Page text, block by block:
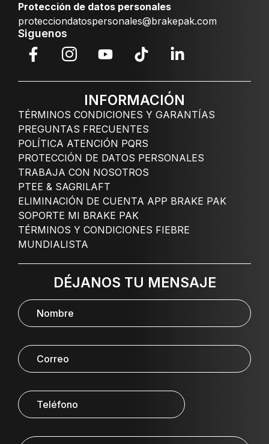
Protección de datos personales
protecciondatospersonales@brakepak.com
Siguenos
INFORMACIÓN
TÉRMINOS CONDICIONES Y GARANTÍAS
PREGUNTAS FRECUENTES
POLÍTICA ATENCIÓN PQRS
PROTECCIÓN DE DATOS PERSONALES
TRABAJA CON NOSOTROS
PTEE & SAGRILAFT
ELIMINACIÓN DE CUENTA APP BRAKE PAK
SOPORTE MI BRAKE PAK
TÉRMINOS Y CONDICIONES FIEBRE
MUNDIALISTA
DÉJANOS TU MENSAJE